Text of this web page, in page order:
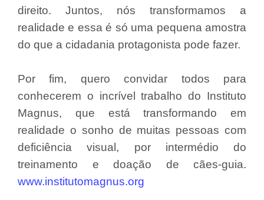
direito. Juntos, nós transformamos a
realidade e essa é só uma pequena amostra
do que a cidadania protagonista pode fazer.
Por fim, quero convidar todos para
conhecerem o incrível trabalho do Instituto
Magnus, que está transformando em
realidade o sonho de muitas pessoas com
deficiência visual, por intermédio do
treinamento e doação de cães-guia.
www.institutomagnus.org